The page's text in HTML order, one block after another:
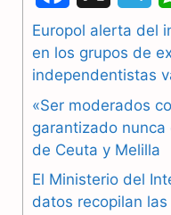
a
c
b
o
o
e
g
r
a
Europol alerta del
en los grupos de
independentistas
«Ser moderados
garantizado
de Ceuta y Melilla
El Ministerio del
datos recopilan